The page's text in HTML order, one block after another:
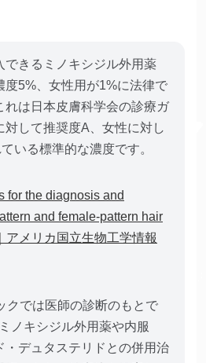
できるミノキシジル外用薬
度5%、女性用が1%に法律で
れは日本皮膚科学会の診療ガ
対して推奨度A、女性に対し
いる標準的な濃度です。
for the diagnosis and
and female-pattern hair
アメリカ国立生物工学情報
クでは医師の診断のもとで
ノキシジル外用薬や内服
・デュタステリドとの併用治